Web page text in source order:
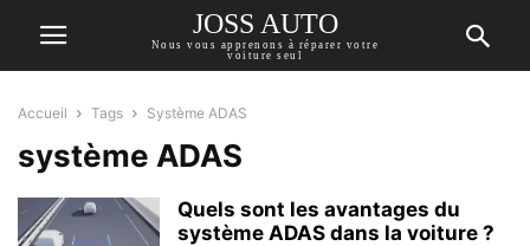
JOSS AUTO
Nous vous apprenons à réparer votre
voiture seul
Accueil Tags Système ADAS
système ADAS
Quels sont les avantages du
système ADAS dans la voiture ?